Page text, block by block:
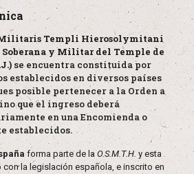
Militaris Templi Hierosolymitani
Soberana y Militar del Temple de
se encuentra constituida por
establecidos en diversos países
posible pertenecer a la Orden a
que el ingreso deberá
en una Encomienda o
establecidos.
forma parte de laO.S.M.T.H. y esta
la legislación española, e inscrito en